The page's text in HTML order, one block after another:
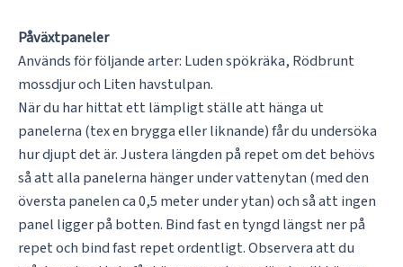
Påväxtpaneler
Används för följande arter: Luden spökräka, Rödbrunt
mossdjur och Liten havstulpan.
När du har hittat ett lämpligt ställe att hänga ut
panelerna (tex en brygga eller liknande) får du undersöka
hur djupt det är. Justera längden på repet om det behövs
så att alla panelerna hänger under vattenytan (med den
översta panelen ca 0,5 meter under ytan) och så att ingen
panel ligger på botten. Bind fast en tyngd längst ner på
repet och bind fast repet ordentligt. Observera att du